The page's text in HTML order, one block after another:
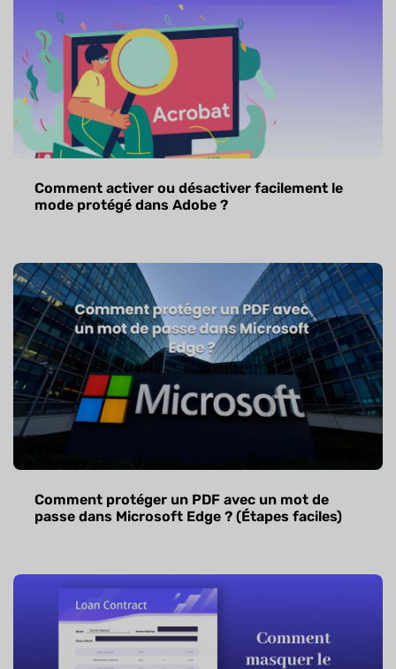
Comment activer ou désactiver facilement le
mode protégé dans Adobe ?
Comment protéger un PDF avec un mot de
passe dans Microsoft Edge ? (Étapes faciles)